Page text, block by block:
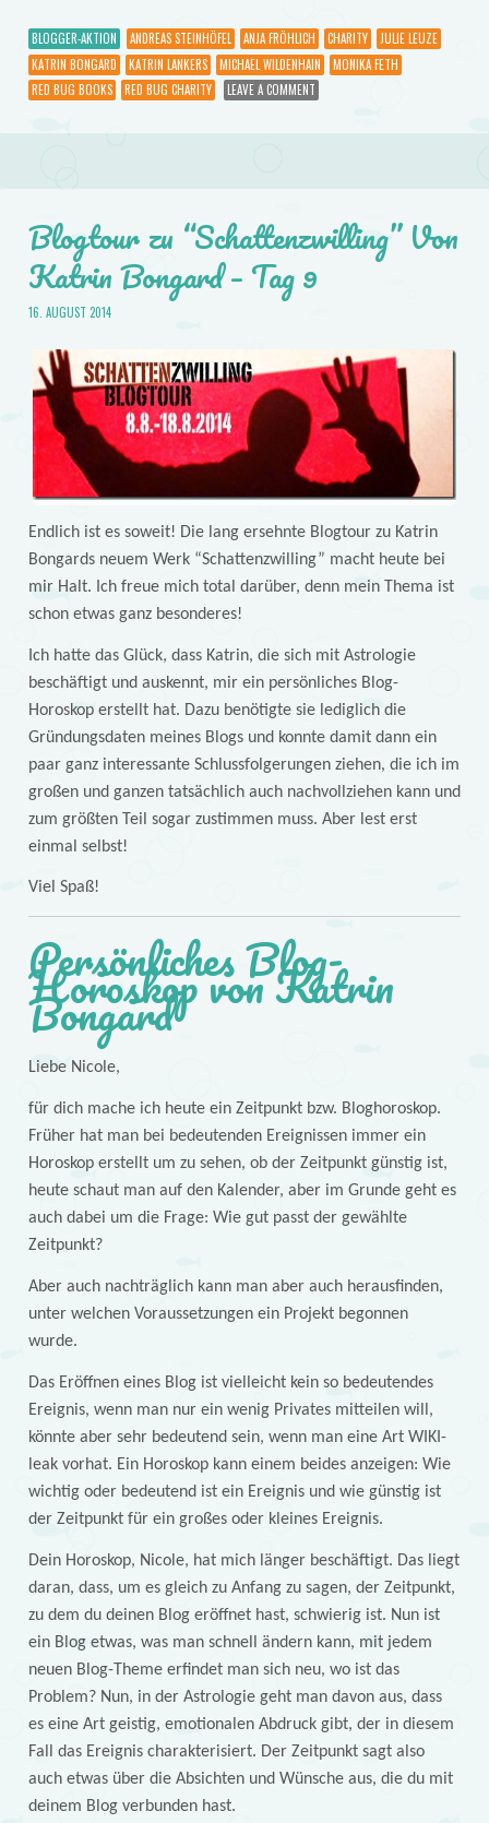
BLOGGER-AKTION ANDREAS STEINHÖFEL ANJA FRÖHLICH CHARITY
JULIE LEUZE
KATRIN BONGARD
KATRIN LANKERS MICHAEL WILDENHAIN
MONIKA FETH
RED BUG BOOKS
RED BUG CHARITY LEAVE A COMMENT
Blogtour zu “Schattenzwilling” Von
Katrin Bongard – Tag 9
16. AUGUST 2014
Endlich ist es soweit! Die lang ersehnte Blogtour zu Katrin
Bongards neuem Werk “Schattenzwilling” macht heute bei
mir Halt. Ich freue mich total darüber, denn mein Thema ist
schon etwas ganz besonderes!
Ich hatte das Glück, dass Katrin, die sich mit Astrologie
beschäftigt und auskennt, mir ein persönliches Blog-
Horoskop erstellt hat. Dazu benötigte sie lediglich die
Gründungsdaten meines Blogs und konnte damit dann ein
paar ganz interessante Schlussfolgerungen ziehen, die ich im
großen und ganzen tatsächlich auch nachvollziehen kann und
zum größten Teil sogar zustimmen muss. Aber lest erst
einmal selbst!
Viel Spaß!
Persönliches Blog-
Horoskop von Katrin
Bongard
Liebe Nicole,
für dich mache ich heute ein Zeitpunkt bzw. Bloghoroskop.
Früher hat man bei bedeutenden Ereignissen immer ein
Horoskop erstellt um zu sehen, ob der Zeitpunkt günstig ist,
heute schaut man auf den Kalender, aber im Grunde geht es
auch dabei um die Frage: Wie gut passt der gewählte
Zeitpunkt?
Aber auch nachträglich kann man aber auch herausfinden,
unter welchen Voraussetzungen ein Projekt begonnen
wurde.
Das Eröffnen eines Blog ist vielleicht kein so bedeutendes
Ereignis, wenn man nur ein wenig Privates mitteilen will,
könnte aber sehr bedeutend sein, wenn man eine Art WIKI-
leak vorhat. Ein Horoskop kann einem beides anzeigen: Wie
wichtig oder bedeutend ist ein Ereignis und wie günstig ist
der Zeitpunkt für ein großes oder kleines Ereignis.
Dein Horoskop, Nicole, hat mich länger beschäftigt. Das liegt
daran, dass, um es gleich zu Anfang zu sagen, der Zeitpunkt,
zu dem du deinen Blog eröffnet hast, schwierig ist. Nun ist
ein Blog etwas, was man schnell ändern kann, mit jedem
neuen Blog-Theme erfindet man sich neu, wo ist das
Problem? Nun, in der Astrologie geht man davon aus, dass
es eine Art geistig, emotionalen Abdruck gibt, der in diesem
Fall das Ereignis charakterisiert. Der Zeitpunkt sagt also
auch etwas über die Absichten und Wünsche aus, die du mit
deinem Blog verbunden hast.